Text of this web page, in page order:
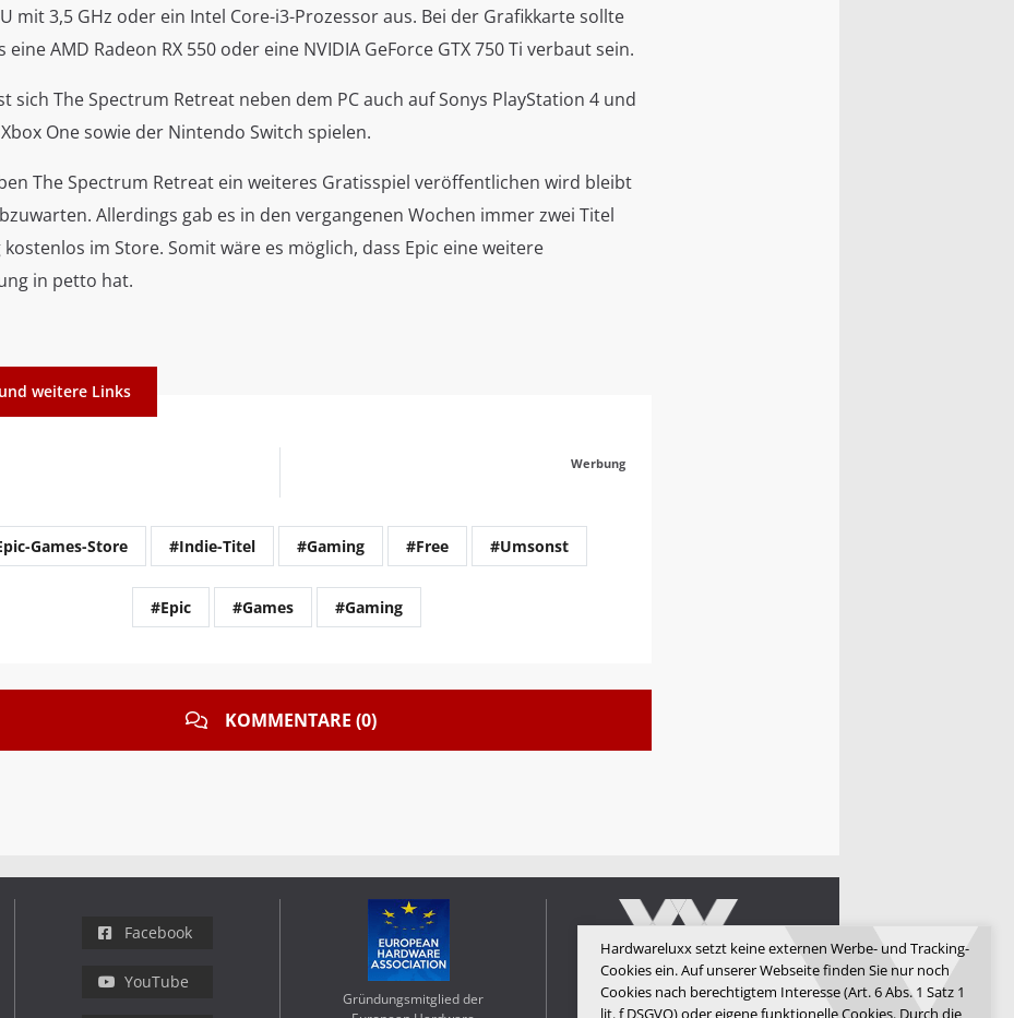
mit 3,5 GHz oder ein Intel Core-i3-Prozessor aus. Bei der Grafikkarte sollte
AMD Radeon RX 550 oder eine NVIDIA GeForce GTX 750 Ti verbaut sein.
sich The Spectrum Retreat neben dem PC auch auf Sonys PlayStation 4 und
One sowie der Nintendo Switch spielen.
The Spectrum Retreat ein weiteres Gratisspiel veröffentlichen wird bleibt
Allerdings gab es in den vergangenen Wochen immer zwei Titel
im Store. Somit wäre es möglich, dass Epic eine weitere
in petto hat.
weitere Links
Werbung
Games-Store #Indie-Titel #Gaming #Free #Umsonst
#Epic #Games #Gaming
KOMMENTARE (0)
Hardwareluxx setzt keine externen Werbe- und Tracking-
Cookies ein. Auf unserer Webseite finden Sie nur noch
Cookies nach berechtigtem Interesse (Art. 6 Abs. 1 Satz 1
lit. f DSGVO) oder eigene funktionelle Cookies. Durch die
Facebook
YouTube
Gründungsmitglied der
Hardwareluxx Media GmbH